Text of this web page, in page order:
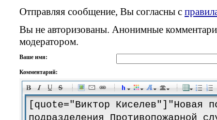
Отправляя сообщение, Вы согласны с
Вы не авторизованы. Анонимные
модератором.
Ваше имя:
Комментарий:
-
-
-
-
-
-
-
-
-
-
-
-